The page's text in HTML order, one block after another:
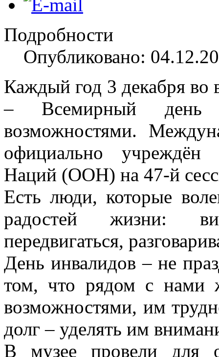
Подробности
Опубликовано:
Каждый год 3 декабря во
– Всемирный день
возможностями.
официально учреждён
Наций (ООН) на 47-й
Есть люди, которые
радостей жизни:
передвигаться,
День инвалидов – не
том, что рядом с нами
возможностями, им
долг – уделять им
В музее провели